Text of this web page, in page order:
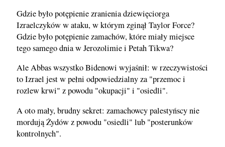
Gdzie było potępienie zranienia dziewięciorga
Izraelczyków w ataku, w którym zginął Taylor Force?
Gdzie było potępienie zamachów, które miały miejsce
tego samego dnia w Jerozolimie i Petah Tikwa?
Ale Abbas wszystko Bidenowi wyjaśnił: w rzeczywistości
to Izrael jest w pełni odpowiedzialny za "przemoc i
rozlew krwi" z powodu "okupacji" i "osiedli".
A oto mały, brudny sekret: zamachowcy palestyńscy nie
mordują Żydów z powodu "osiedli" lub "posterunków
kontrolnych".